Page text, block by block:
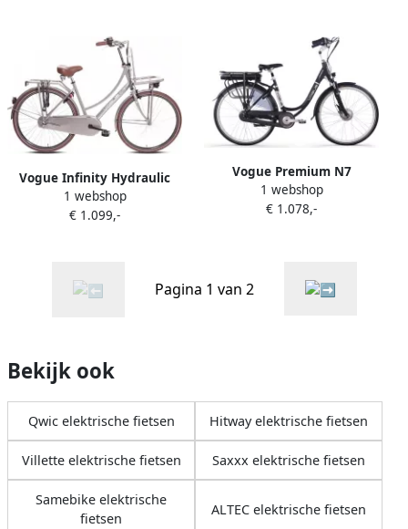
Vogue Infinity Hydraulic
M300 Elektrische
damesfiets 468Wh 28 inch
1 webshop
€ 1.099,-
Vogue Premium N7
Elektrische damesfiets
468Wh Zwart mat
1 webshop
€ 1.078,-
Pagina 1 van 2
Bekijk ook
Qwic elektrische fietsen Hitway elektrische fietsen
Villette elektrische fietsen Saxxx elektrische fietsen
Samebike elektrische
fietsen
ALTEC elektrische fietsen